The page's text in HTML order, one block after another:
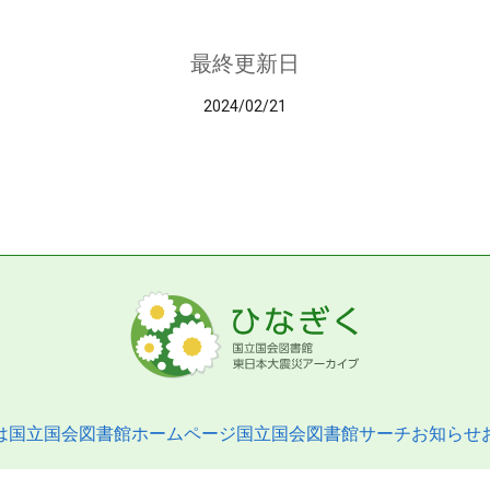
最終更新日
2024/02/21
国立国会図書館ホームページ国立国会図書館サーチお知らせ